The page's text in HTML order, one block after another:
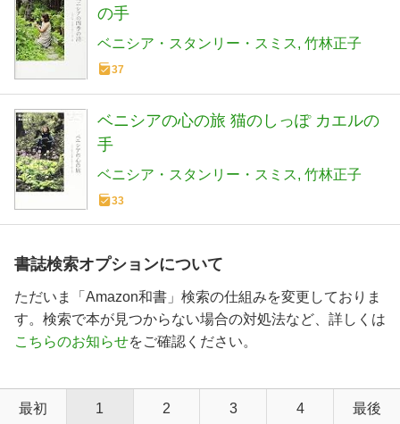
の手
ベニシア・スタンリー・スミス 竹林正子
37
ベニシアの心の旅 猫のしっぽ カエルの
手
ベニシア・スタンリー・スミス 竹林正子
33
書誌検索オプションについて
ただいま「Amazon和書」検索の仕組みを変更しておりま
す。検索で本が見つからない場合の対処法など、詳しくは
こちらのお知らせをご確認ください。
最初 1 2 3 4 最後